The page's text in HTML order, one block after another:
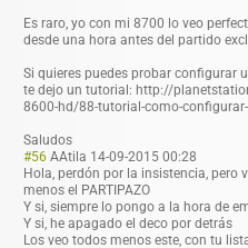
Es raro, yo con mi 8700 lo veo
desde una hora antes del partido
Si quieres puedes probar configurar
te dejo un tutorial: http://
8600-hd/88-tutorial-como-
Saludos
#56 AAtila 14-09-2015 00:28
Hola, perdón por la insistencia, pero
menos el PARTIPAZO
Y si, siempre lo pongo a la hora de
Y si, he apagado el deco por detrás
Los veo todos menos este, con tu